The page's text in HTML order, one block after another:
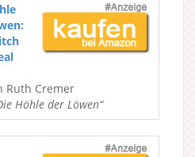
Ruth Cremer
Höhle der Löwen“